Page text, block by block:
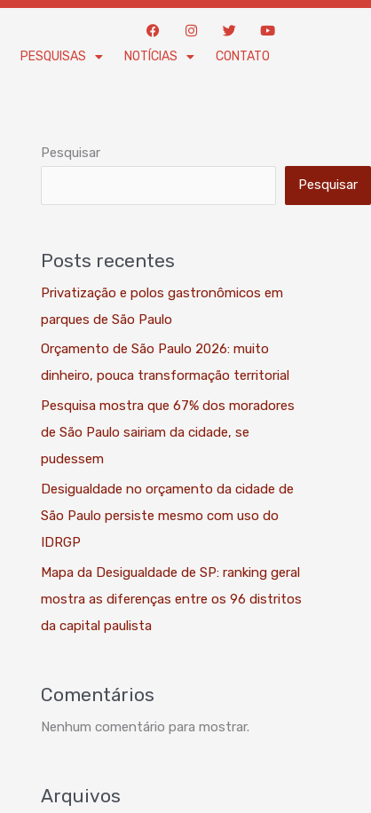
F
a
c
e
I
n
t
T
w
i
t
Y
o
u
t
PESQUISAS NOTÍCIAS CONTATO
Pesquisar
Pesquisar
Posts recentes
Privatização e polos gastronômicos em
parques de São Paulo
Orçamento de São Paulo 2026: muito
dinheiro, pouca transformação territorial
Pesquisa mostra que 67% dos moradores
de São Paulo sairiam da cidade, se
pudessem
Desigualdade no orçamento da cidade de
São Paulo persiste mesmo com uso do
IDRGP
Mapa da Desigualdade de SP: ranking geral
mostra as diferenças entre os 96 distritos
da capital paulista
Comentários
Nenhum comentário para mostrar.
Arquivos